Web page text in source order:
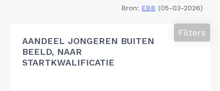
Bron: EBB (05-03-2026)
AANDEEL JONGEREN BUITEN
BEELD, NAAR
STARTKWALIFICATIE
Filters